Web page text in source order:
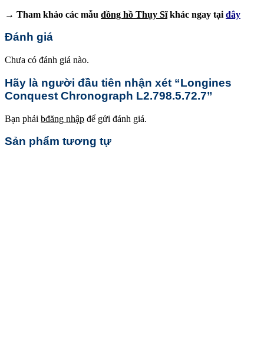
→ Tham khảo các mẫu đồng hồ Thụy Sĩkhác ngay tại đây
Đánh giá
Chưa có đánh giá nào.
Hãy là người đầu tiên nhận xét “Longines
Conquest Chronograph L2.798.5.72.7”
Bạn phải bđăng nhập để gửi đánh giá.
Sản phẩm tương tự